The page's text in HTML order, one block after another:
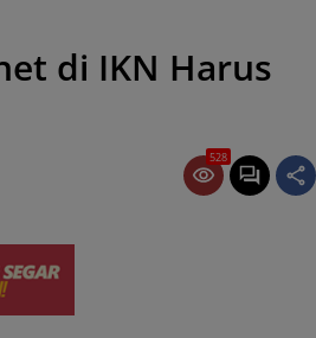
di IKN Harus
528